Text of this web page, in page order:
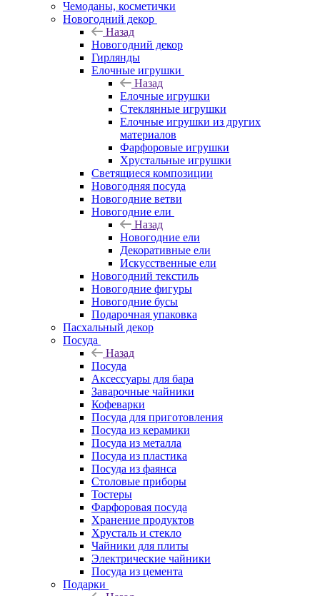
Чемоданы, косметички
Новогодний декор
Назад
Новогодний декор
Гирлянды
Елочные игрушки
Назад
Елочные игрушки
Стеклянные игрушки
Елочные игрушки из других
материалов
Фарфоровые игрушки
Хрустальные игрушки
Светящиеся композиции
Новогодняя посуда
Новогодние ветви
Новогодние ели
Назад
Новогодние ели
Декоративные ели
Искусственные ели
Новогодний текстиль
Новогодние фигуры
Новогодние бусы
Подарочная упаковка
Пасхальный декор
Посуда
Назад
Посуда
Аксессуары для бара
Заварочные чайники
Кофеварки
Посуда для приготовления
Посуда из керамики
Посуда из металла
Посуда из пластика
Посуда из фаянса
Столовые приборы
Тостеры
Фарфоровая посуда
Хранение продуктов
Хрусталь и стекло
Чайники для плиты
Электрические чайники
Посуда из цемента
Подарки